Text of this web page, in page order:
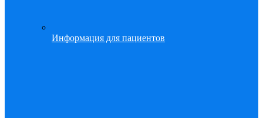
Информация для пациентов